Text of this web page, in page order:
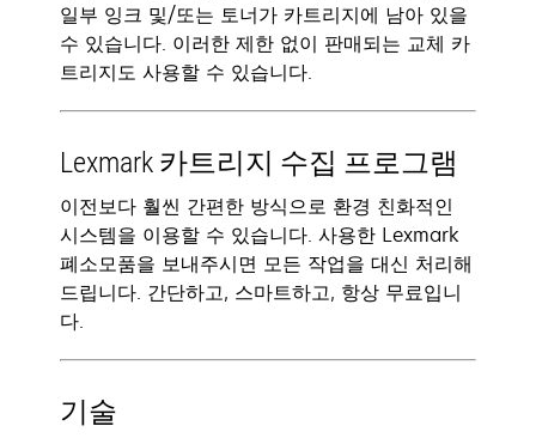
일부 잉크 및/또는 토너가 카트리지에 남아 있을
수 있습니다. 이러한 제한 없이 판매되는 교체 카
트리지도 사용할 수 있습니다.
Lexmark 카트리지 수집 프로그램
이전보다 훨씬 간편한 방식으로 환경 친화적인
시스템을 이용할 수 있습니다. 사용한 Lexmark
폐소모품을 보내주시면 모든 작업을 대신 처리해
드립니다. 간단하고, 스마트하고, 항상 무료입니
다.
기술